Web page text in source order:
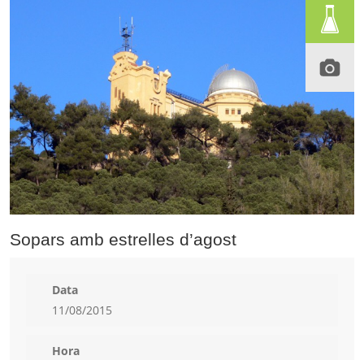
Sopars amb estrelles d’agost
Data
11/08/2015
Hora